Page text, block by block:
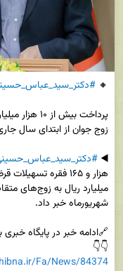
🔸
◀️
👇👇
Fa/News/84374